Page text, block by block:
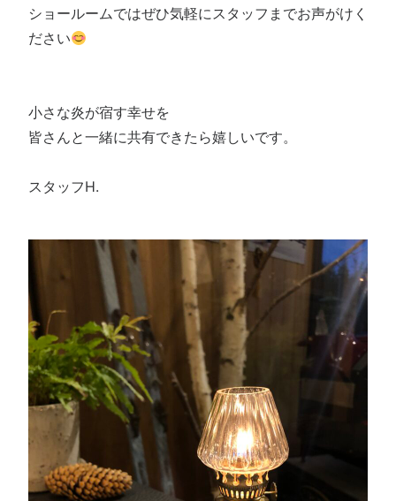
ショールームではぜひ気軽にスタッフまでお声がけく
ださい
小さな炎が宿す幸せを
皆さんと一緒に共有できたら嬉しいです。
スタッフH.